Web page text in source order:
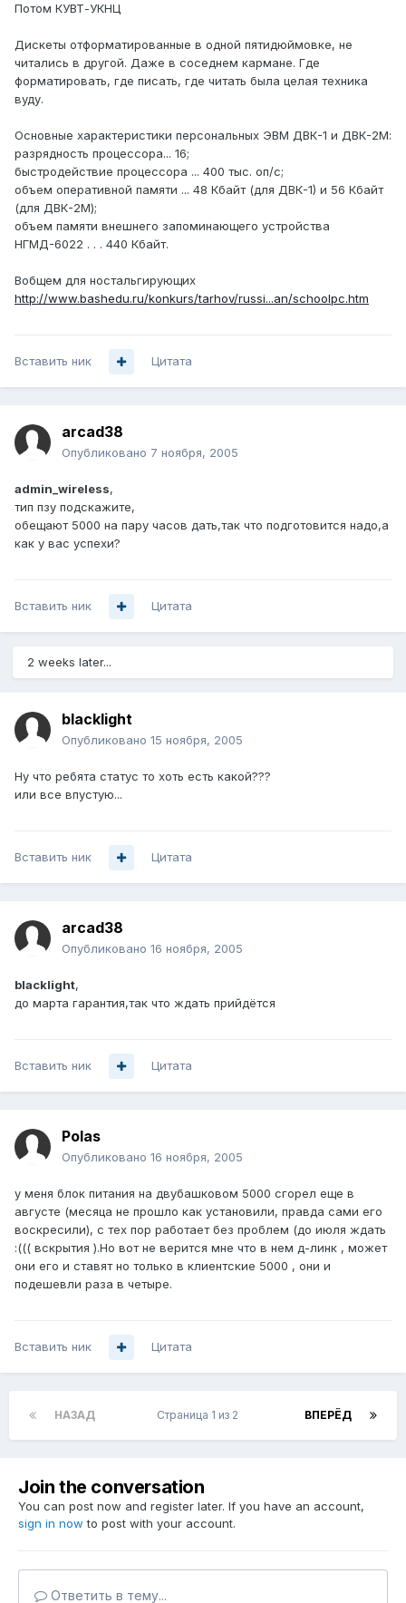
Потом КУВТ-УКНЦ
Дискеты отформатированные в одной пятидюймовке, не
читались в другой. Даже в соседнем кармане. Где
форматировать, где писать, где читать была целая техника
вуду.
Основные характеристики персональных ЭВМ ДВК-1 и ДВК-2М:
разрядность процессора... 16;
быстродействие процессора ... 400 тыс. оп/с;
объем оперативной памяти ... 48 Кбайт (для ДВК-1) и 56 Кбайт
(для ДВК-2М);
объем памяти внешнего запоминающего устройства
НГМД-6022 . . . 440 Кбайт.
Вобщем для ностальгирующих
http://www.bashedu.ru/konkurs/tarhov/russi...an/schoolpc.htm
Вставить ник Цитата
arcad38
Опубликовано 7 ноября, 2005
admin_wireless,
тип пзу подскажите,
обещают 5000 на пару часов дать,так что подготовится надо,а
как у вас успехи?
Вставить ник Цитата
2 weeks later...
blacklight
Опубликовано 15 ноября, 2005
Ну что ребята статус то хоть есть какой???
или все впустую...
Вставить ник Цитата
arcad38
Опубликовано 16 ноября, 2005
blacklight,
до марта гарантия,так что ждать прийдётся
Вставить ник Цитата
Polas
Опубликовано 16 ноября, 2005
у меня блок питания на двубашковом 5000 сгорел еще в
августе (месяца не прошло как установили, правда сами его
воскресили), с тех пор работает без проблем (до июля ждать
:((( вскрытия ).Но вот не верится мне что в нем д-линк , может
они его и ставят но только в клиентские 5000 , они и
подешевли раза в четыре.
Вставить ник Цитата
НАЗАД ВПЕРЁД
Страница 1 из 2
Join the conversation
You can post now and register later. If you have an account,
sign in now to post with your account.
Ответить в тему...